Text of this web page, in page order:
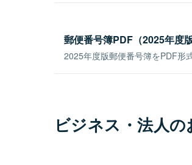
郵便番号簿PDF（2025年度版
2025年度版郵便番号簿をPDF形
ビジネス・法人